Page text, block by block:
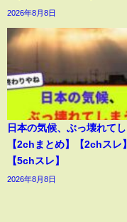
2026年8月8日
日本の気候、ぶっ壊れてし
【2chまとめ】【2chスレ】
【5chスレ】
2026年8月8日